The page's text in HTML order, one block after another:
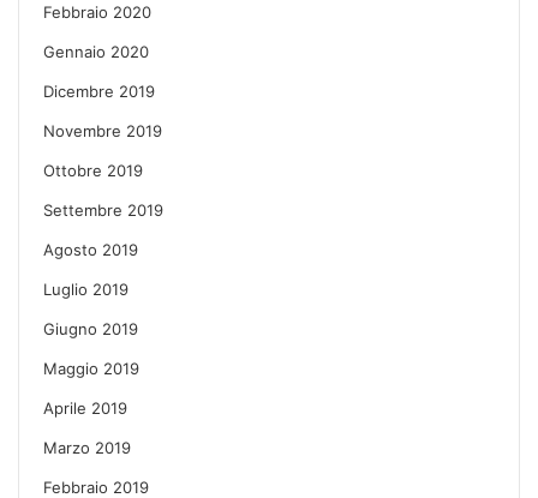
Febbraio 2020
Gennaio 2020
Dicembre 2019
Novembre 2019
Ottobre 2019
Settembre 2019
Agosto 2019
Luglio 2019
Giugno 2019
Maggio 2019
Aprile 2019
Marzo 2019
Febbraio 2019